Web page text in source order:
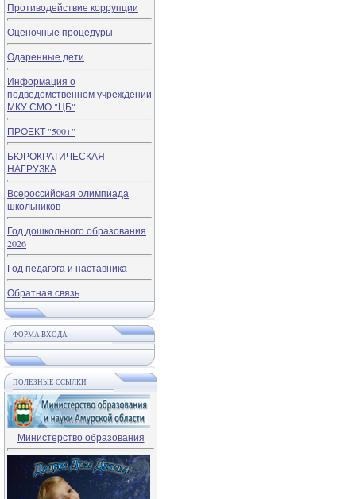
Противодействие коррупции
Оценочные процедуры
Одаренные дети
Информация о
подведомственном учреждении
МКУ СМО "ЦБ"
ПРОЕКТ "500+"
БЮРОКРАТИЧЕСКАЯ
НАГРУЗКА
Всероссийская олимпиада
школьников
Год дошкольного образования
2026
Год педагога и наставника
Обратная связь
ФОРМА ВХОДА
ПОЛЕЗНЫЕ ССЫЛКИ
Министерство образования